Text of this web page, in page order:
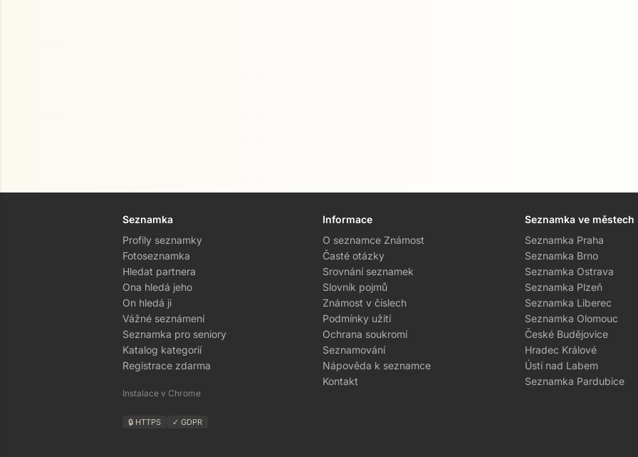
Seznamka
Profily seznamky
Fotoseznamka
Hledat partnera
Ona hledá jeho
On hledá ji
Vážné seznámení
Seznamka pro seniory
Katalog kategorií
Registrace zdarma
Instalace v Chrome
🔒 HTTPS ✓ GDPR
Informace
O seznamce Známost
Časté otázky
Srovnání seznamek
Slovník pojmů
Známost v číslech
Podmínky užití
Ochrana soukromí
Seznamování
Nápověda k seznamce
Kontakt
Seznamka ve městech
Seznamka Praha
Seznamka Brno
Seznamka Ostrava
Seznamka Plzeň
Seznamka Liberec
Seznamka Olomouc
České Budějovice
Hradec Králové
Ústí nad Labem
Seznamka Pardubice